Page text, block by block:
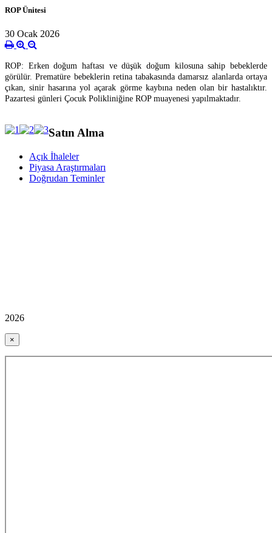
ROP Ünitesi
30 Ocak 2026
ROP: Erken doğum haftası ve düşük doğum kilosuna sahip bebeklerde
görülür. Prematüre bebeklerin retina tabakasında damarsız alanlarda ortaya
çıkan, sinir hasarına yol açarak görme kaybına neden olan bir hastalıktır.
Pazartesi günleri Çocuk Polikliniğine ROP muayenesi yapılmaktadır.
Satın Alma
Açık İhaleler
Piyasa Araştırmaları
Doğrudan Teminler
2026
×